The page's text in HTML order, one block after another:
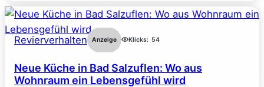
Revierverhalten Anzeige Klicks: 54
Neue Küche in Bad Salzuflen: Wo aus
Wohnraum ein Lebensgefühl wird